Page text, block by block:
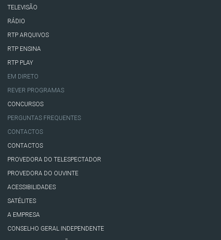
TELEVISÃO
RÁDIO
RTP ARQUIVOS
RTP ENSINA
RTP PLAY
EM DIRETO
REVER PROGRAMAS
CONCURSOS
PERGUNTAS FREQUENTES
CONTACTOS
CONTACTOS
PROVEDORA DO TELESPECTADOR
PROVEDORA DO OUVINTE
ACESSIBILIDADES
SATÉLITES
A EMPRESA
CONSELHO GERAL INDEPENDENTE